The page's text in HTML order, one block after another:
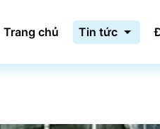
Trang chủ Tin tức